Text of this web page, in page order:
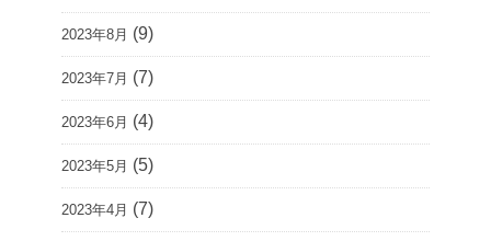
2023年8月 (9)
2023年7月 (7)
2023年6月 (4)
2023年5月 (5)
2023年4月 (7)